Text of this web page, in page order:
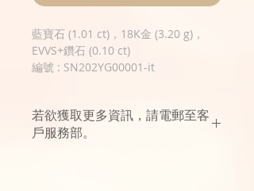
藍寶石 (1.01 ct)，18K金 (3.20 g)，
EVVS+鑽石 (0.10 ct)
編號 : SN202YG00001-it
若欲獲取更多資訊，請電郵至客
戶服務部。